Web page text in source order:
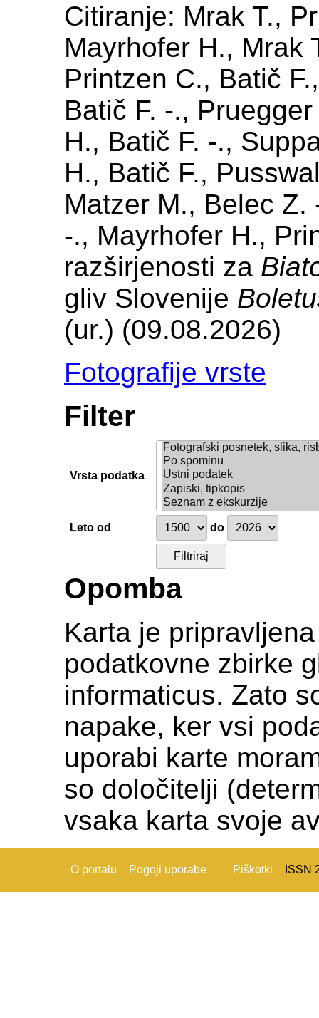
Citiranje: Mrak T.,
Mayrhofer H., Mrak
Printzen C., Batič
Batič F. -.,
H., Batič F. -.,
H., Batič F.,
Matzer M., Belec Z.
-., Mayrhofer H.,
razširjenosti za
gliv Slovenije
(ur.) (09.08.2026)
Fotografije vrste
Filter
Vrsta podatka
Leto od do
Opomba
Karta je
podatkovne zbirke
informaticus. Zato
napake, ker vsi
uporabi karte
so določitelji
vsaka karta svoje
O portalu Pogoji uporabe Piškotki ISSN